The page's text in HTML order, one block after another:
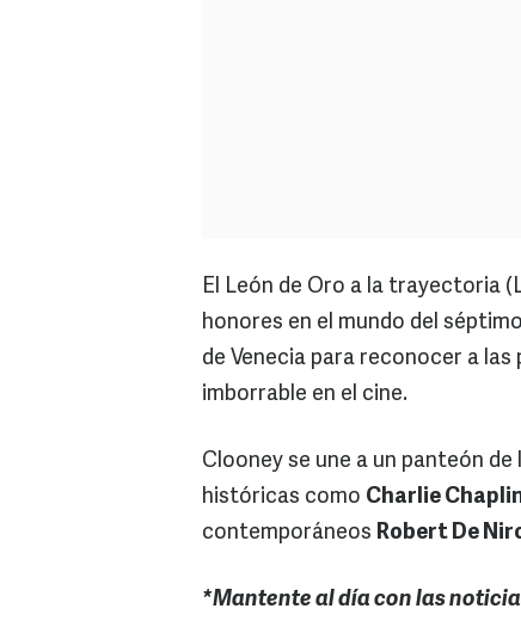
El León de Oro a la trayectoria
honores en el mundo del
de Venecia para reconocer a
imborrable en el cine.
Clooney se une a un panteón
históricas como Charlie
contemporáneos Robert De
*Mantente al día con las